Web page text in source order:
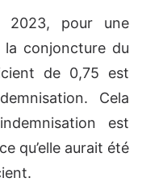
2023, pour une
conjoncture du
de 0,75 est
Cela
est
qu’elle aurait été